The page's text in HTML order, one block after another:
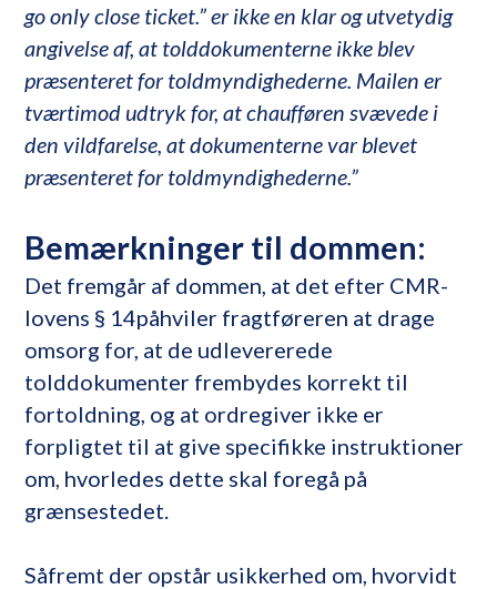
go only close ticket.” er ikke en klar og utvetydig
angivelse af, at tolddokumenterne ikke blev
præsenteret for toldmyndighederne. Mailen er
tværtimod udtryk for, at chaufføren svævede i
den vildfarelse, at dokumenterne var blevet
præsenteret for toldmyndighederne.”
Bemærkninger til dommen:
Det fremgår af dommen, at det efter CMR-
lovens § 14påhviler fragtføreren at drage
omsorg for, at de udlevererede
tolddokumenter frembydes korrekt til
fortoldning, og at ordregiver ikke er
forpligtet til at give specifikke instruktioner
om, hvorledes dette skal foregå på
grænsestedet.
Såfremt der opstår usikkerhed om, hvorvidt